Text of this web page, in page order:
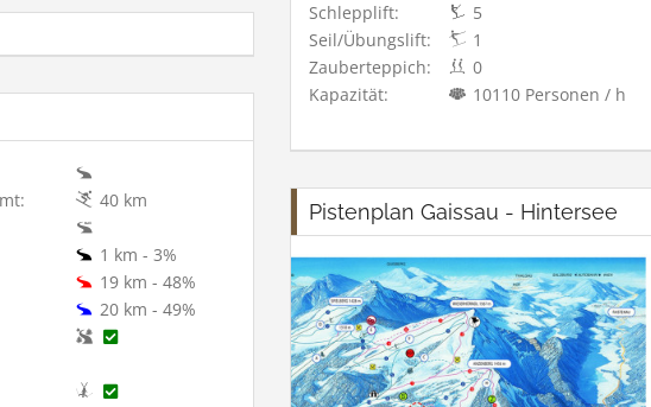
40 km
1 km - 3%
19 km - 48%
20 km - 49%
Schlepplift:
5
Seil/Übungslift:
1
Zauberteppich:
0
Kapazität:
10110 Personen / h
Pistenplan Gaissau - Hintersee